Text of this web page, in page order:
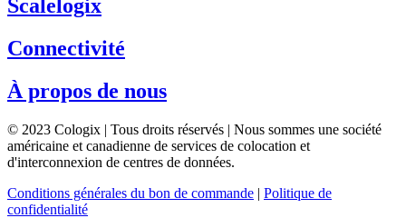
Scalelogix
Connectivité
À propos de nous
© 2023 Cologix | Tous droits réservés | Nous sommes une société
américaine et canadienne de services de colocation et
d'interconnexion de centres de données.
Conditions générales du bon de commande | Politique de
confidentialité